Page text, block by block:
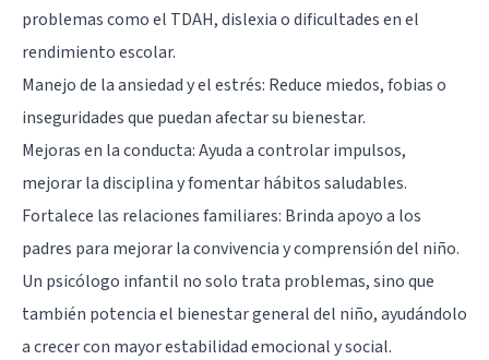
problemas como el TDAH, dislexia o dificultades en el
rendimiento escolar.
Manejo de la ansiedad y el estrés: Reduce miedos, fobias o
inseguridades que puedan afectar su bienestar.
Mejoras en la conducta: Ayuda a controlar impulsos,
mejorar la disciplina y fomentar hábitos saludables.
Fortalece las relaciones familiares: Brinda apoyo a los
padres para mejorar la convivencia y comprensión del niño.
Un psicólogo infantil no solo trata problemas, sino que
también potencia el bienestar general del niño, ayudándolo
a crecer con mayor estabilidad emocional y social.